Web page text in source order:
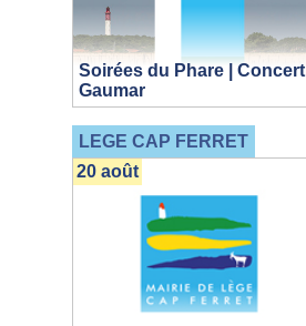
Soirées du Phare | Concert
Gaumar
LEGE CAP FERRET
20 août